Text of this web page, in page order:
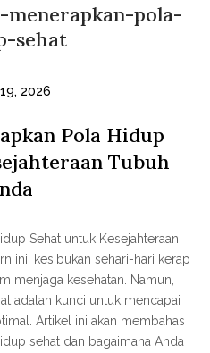
menerapkan-pola-
sehat
2026
Pola Hidup
Tubuh
Sehat untuk Kesejahteraan
ini, kesibukan sehari-hari kerap
menjaga kesehatan. Namun,
adalah kunci untuk mencapai
Artikel ini akan membahas
sehat dan bagaimana Anda